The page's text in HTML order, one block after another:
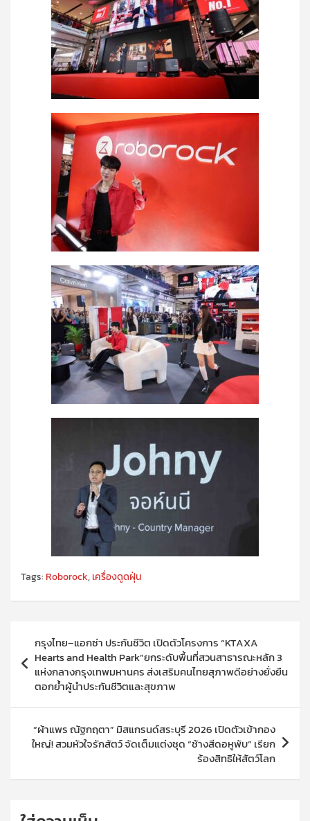
Tags:Roborock,เครื่องดูดฝุ่น
แนะแนว
เรื่องกรุงไทย–แอกซ่า ประกันชีวิต เปิดตัวโครงการ “KTAXA
Hearts and Health Park”ยกระดับพื้นที่สวนสาธารณะหลัก 3
แห่งกลางกรุงเทพมหานคร ส่งเสริมคนไทยสุภาพดีอย่างยั่งยืน
ตอกย้ำผู้นำประกันชีวิตและสุขภาพ
“ผ้าแพร ณัฐกฤตา” มิสแกรนด์สระบุรี 2026 เปิดตัวเข้ากอง
ใหญ่! สวมหัวใจรักสัตว์ จัดเต็มแต่งชุด “ช้างสีดอหูพับ” เรียก
ร้องสิทธิให้สัตว์โลก